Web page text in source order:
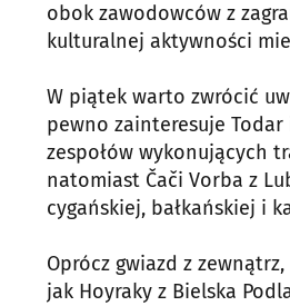
obok zawodowców z
kulturalnej aktywności
W piątek warto zwrócić
pewno zainteresuje Todar
zespołów wykonujących
natomiast Čači Vorba z
cygańskiej, bałkańskiej i
Oprócz gwiazd z
jak Hoyraky z Bielska